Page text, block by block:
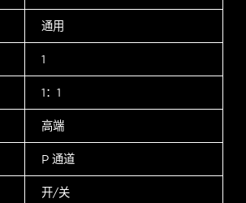
通用
1
1：1
高端
P 通道
开/关